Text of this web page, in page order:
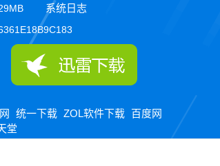
29MB 系统日志
统一下载 ZOL软件下载 百度网
堂